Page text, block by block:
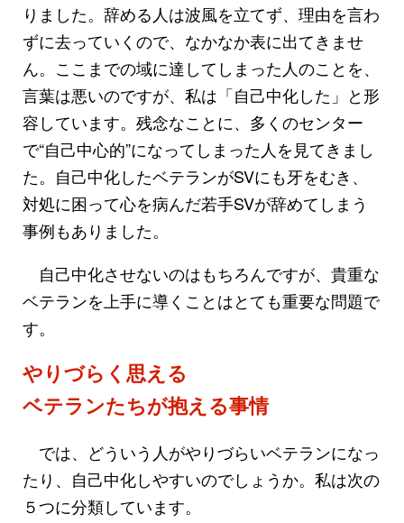
りました。辞める人は波風を立てず、理由を言わ
ずに去っていくので、なかなか表に出てきませ
ん。ここまでの域に達してしまった人のことを、
言葉は悪いのですが、私は「自己中化した」と形
容しています。残念なことに、多くのセンター
で“自己中心的”になってしまった人を見てきまし
た。自己中化したベテランがSVにも牙をむき、
対処に困って心を病んだ若手SVが辞めてしまう
事例もありました。
自己中化させないのはもちろんですが、貴重な
ベテランを上手に導くことはとても重要な問題で
す。
やりづらく思える
ベテランたちが抱える事情
では、どういう人がやりづらいベテランになっ
たり、自己中化しやすいのでしょうか。私は次の
５つに分類しています。